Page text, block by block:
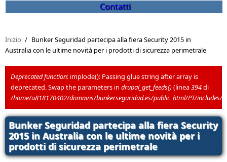
Contatti
Inizio / Bunker Seguridad partecipa alla fiera Security 2015 in
Australia con le ultime novità per i prodotti di sicurezza perimetrale
Messaggio di errore
Deprecated function: implode(): Passing glue string after array is
deprecated. Swap the parameters in drupal_get_feeds()(linea394di
/home/u818170402/domains/bunkerseguridad.es/public_html/PT/includes/
Bunker Seguridad partecipa alla fiera Security
2015 in Australia con le ultime novità per i
prodotti di sicurezza perimetrale